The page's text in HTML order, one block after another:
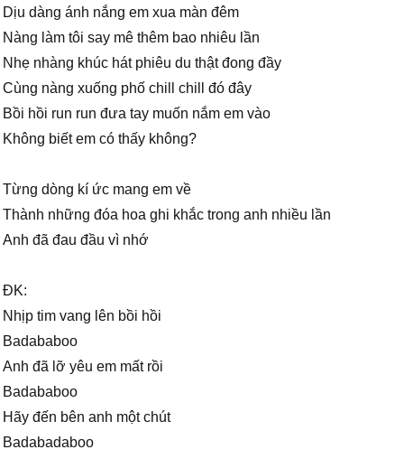
Dịu dàng ánh nắng em xua màn đêm
Nàng làm tôi say mê thêm bao nhiêu lần
Nhẹ nhàng khúc hát phiêu du thật đong đầy
Cùng nàng xuống phố chill chill đó đây
Bồi hồi run run đưa tay muốn nắm em vào
Không biết em có thấy không?
Từng dòng kí ức mang em về
Thành những đóa hoa ghi khắc trong anh nhiều lần
Anh đã đau đầu vì nhớ
ĐK:
Nhịp tim vang lên bồi hồi
Badababoo
Anh đã lỡ yêu em mất rồi
Badababoo
Hãy đến bên anh một chút
Badabadaboo